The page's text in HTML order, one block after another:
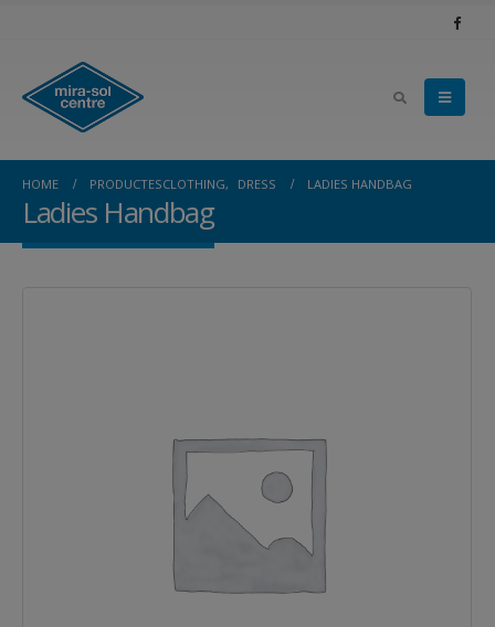
HOME PRODUCTESCLOTHING, DRESS LADIES HANDBAG
Ladies Handbag